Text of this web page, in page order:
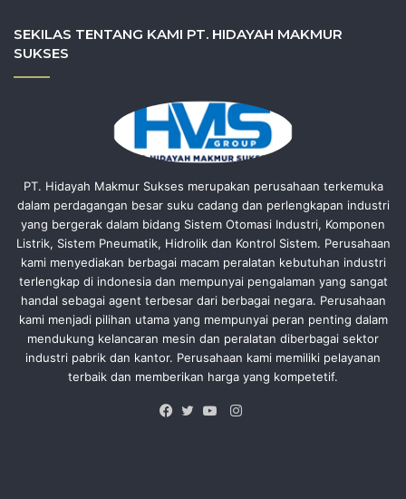
SEKILAS TENTANG KAMI PT. HIDAYAH MAKMUR
SUKSES
PT. Hidayah Makmur Sukses merupakan perusahaan terkemuka
dalam perdagangan besar suku cadang dan perlengkapan industri
yang bergerak dalam bidang Sistem Otomasi Industri, Komponen
Listrik, Sistem Pneumatik, Hidrolik dan Kontrol Sistem. Perusahaan
kami menyediakan berbagai macam peralatan kebutuhan industri
terlengkap di indonesia dan mempunyai pengalaman yang sangat
handal sebagai agent terbesar dari berbagai negara. Perusahaan
kami menjadi pilihan utama yang mempunyai peran penting dalam
mendukung kelancaran mesin dan peralatan diberbagai sektor
industri pabrik dan kantor. Perusahaan kami memiliki pelayanan
terbaik dan memberikan harga yang kompetetif.
Instagram